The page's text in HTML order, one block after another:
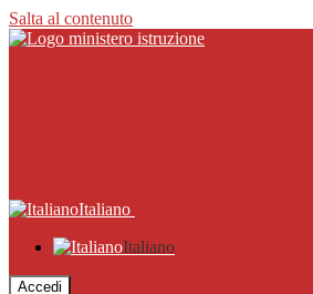
Salta al contenuto
Italiano
Italiano
Accedi